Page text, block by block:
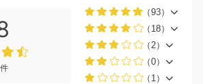
（93）
（18）
（2）
（0）
（1）